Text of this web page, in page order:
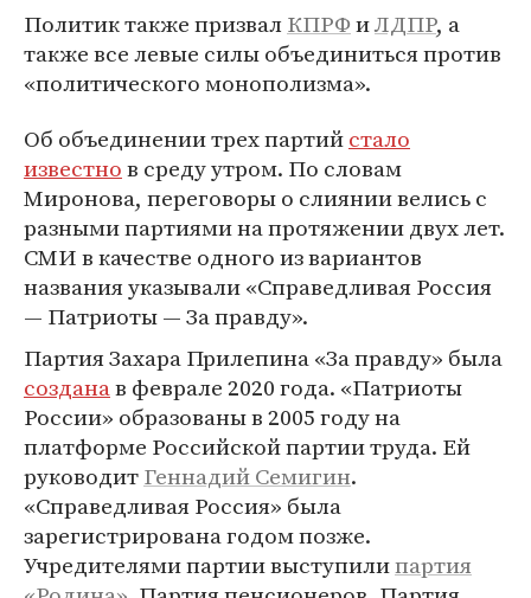
Политик также призвалКПРФиЛДПР, а
также все левые силы объединиться против
«политического монополизма».
Об объединении трех партийстало
известнов среду утром. По словам
Миронова, переговоры о слиянии велись с
разными партиями на протяжении двух лет.
СМИ в качестве одного из вариантов
названия указывали «Справедливая Россия
— Патриоты — За правду».
Партия Захара Прилепина «За правду» была
созданав феврале 2020 года. «Патриоты
России» образованы в 2005 году на
платформе Российской партии труда. Ей
руководитГеннадий Семигин.
«Справедливая Россия» была
зарегистрирована годом позже.
Учредителями партии выступилипартия